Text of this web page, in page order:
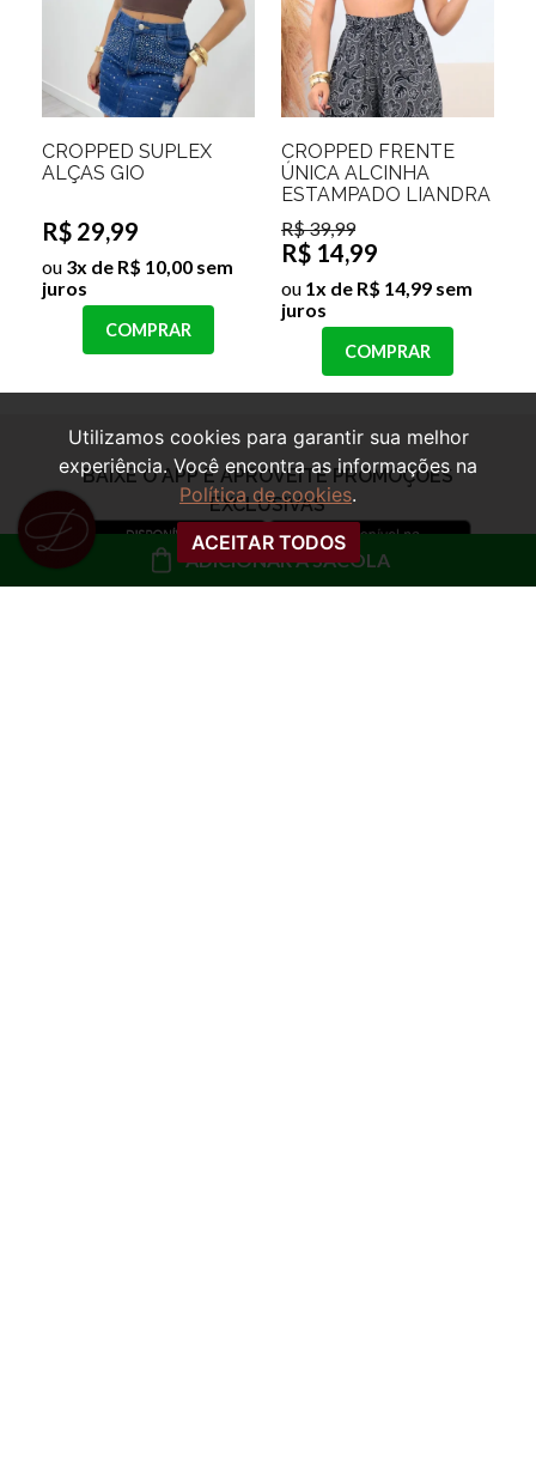
ADICIONAR À SACOLA
CROPPED SUPLEX
ALÇAS GIO
R$ 29,99
ou 3x de R$ 10,00 sem
juros
COMPRAR
CROPPED FRENTE
ÚNICA ALCINHA
ESTAMPADO LIANDRA
R$ 39,99
R$ 14,99
ou 1x de R$ 14,99 sem
juros
COMPRAR
BAIXE O APP E APROVEITE PROMOÇÕES
EXCLUSIVAS
Utilizamos cookies para garantir sua melhor
experiência. Você encontra as informações na
Política de cookies.
ACEITAR TODOS